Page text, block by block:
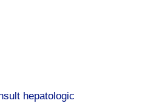
hepatologic